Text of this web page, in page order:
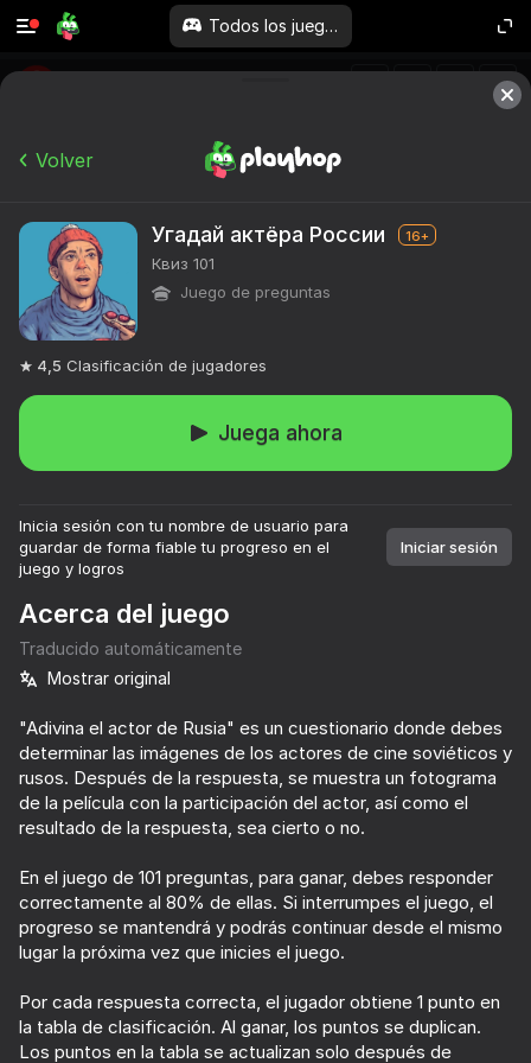
Todos los juegos
Zero to Millionaire!
70
Fisher's Fear 2: Retribution
Maternity hospital simulator
54
Volver
Угадай актёра России 16+
Квиз 101
Juego de preguntas
4,5 Clasificación de jugadores
Juega ahora
Inicia sesión con tu nombre de usuario para
guardar de forma fiable tu progreso en el
juego y logros
Iniciar sesión
Acerca del juego
Traducido automáticamente
Mostrar original
"Adivina el actor de Rusia" es un cuestionario donde debes
determinar las imágenes de los actores de cine soviéticos y
rusos. Después de la respuesta, se muestra un fotograma
de la película con la participación del actor, así como el
resultado de la respuesta, sea cierto o no.
En el juego de 101 preguntas, para ganar, debes responder
correctamente al 80% de ellas. Si interrumpes el juego, el
progreso se mantendrá y podrás continuar desde el mismo
lugar la próxima vez que inicies el juego.
Por cada respuesta correcta, el jugador obtiene 1 punto en
la tabla de clasificación. Al ganar, los puntos se duplican.
Los puntos en la tabla se actualizan solo después de